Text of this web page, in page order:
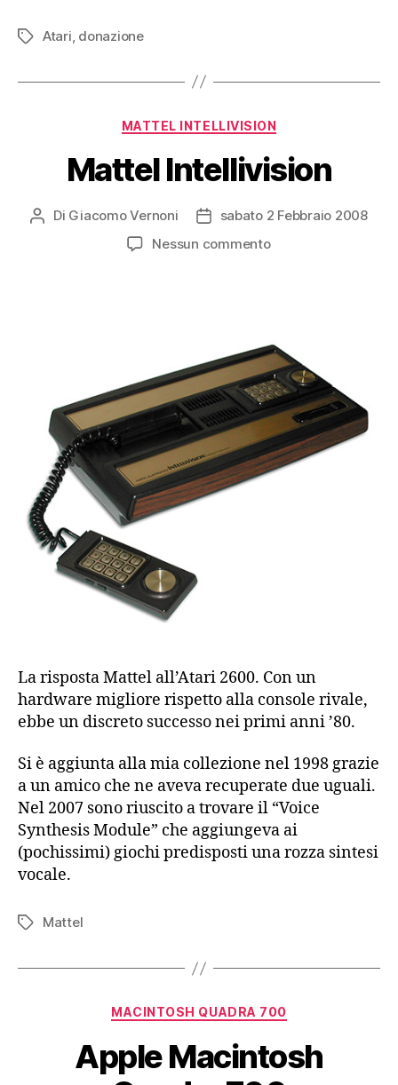
Tag Atari donazione
Categorie
MATTEL INTELLIVISION
Mattel Intellivision
Autore
Di Giacomo Vernoni
Data
dell'articolo
sabato 2 Febbraio 2008
Nessun commentosu
La risposta Mattel all’Atari 2600. Con un
hardware migliore rispetto alla console rivale,
ebbe un discreto successo nei primi anni ’80.
Si è aggiunta alla mia collezione nel 1998 grazie
a un amico che ne aveva recuperate due uguali.
Nel 2007 sono riuscito a trovare il “Voice
Synthesis Module” che aggiungeva ai
(pochissimi) giochi predisposti una rozza sintesi
vocale.
Tag Mattel
Categorie
MACINTOSH QUADRA 700
Apple Macintosh